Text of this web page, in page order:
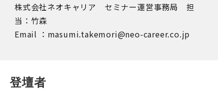
株式会社ネオキャリア セミナー運営事務局 担
当：竹森
Email ：masumi.takemori@neo-career.co.jp
登壇者